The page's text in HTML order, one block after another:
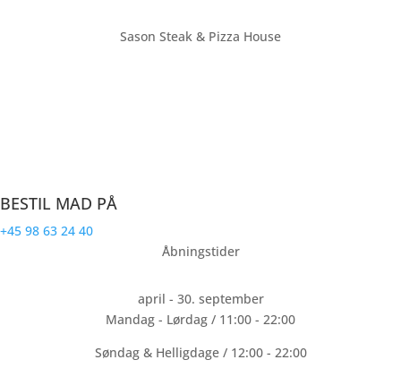
Sason Steak & Pizza House
BESTIL MAD PÅ
+45 98 63 24 40
Åbningstider
april - 30. september
Mandag - Lørdag / 11:00 - 22:00
Søndag & Helligdage / 12:00 - 22:00